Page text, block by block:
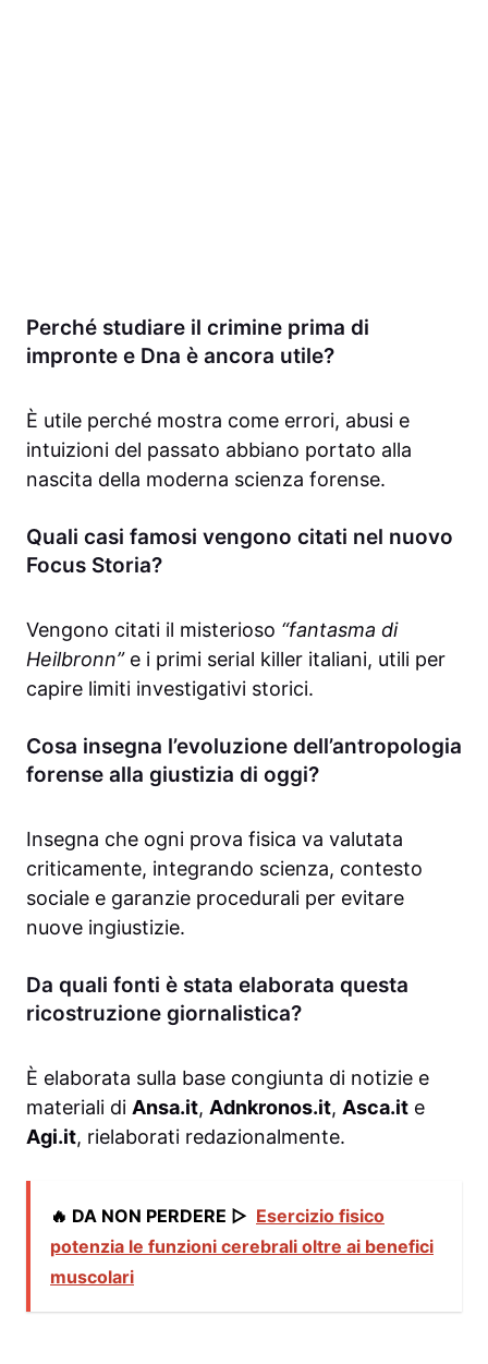
Perché studiare il crimine prima di
impronte e Dna è ancora utile?
È utile perché mostra come errori, abusi e
intuizioni del passato abbiano portato alla
nascita della moderna scienza forense.
Quali casi famosi vengono citati nel nuovo
Focus Storia?
Vengono citati il misterioso “fantasma di
Heilbronn”e i primi serial killer italiani, utili per
capire limiti investigativi storici.
Cosa insegna l’evoluzione dell’antropologia
forense alla giustizia di oggi?
Insegna che ogni prova fisica va valutata
criticamente, integrando scienza, contesto
sociale e garanzie procedurali per evitare
nuove ingiustizie.
Da quali fonti è stata elaborata questa
ricostruzione giornalistica?
È elaborata sulla base congiunta di notizie e
materiali di Ansa.it, Adnkronos.it, Asca.it e
Agi.it, rielaborati redazionalmente.
🔥 DA NON PERDERE ▷ Esercizio fisico
potenzia le funzioni cerebrali oltre ai benefici
muscolari